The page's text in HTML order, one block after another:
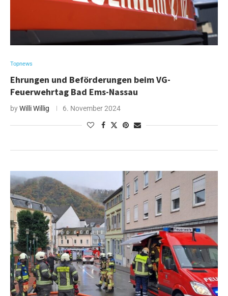
Topnews
Ehrungen und Beförderungen beim VG-
Feuerwehrtag Bad Ems-Nassau
byWilli Willig 6. November 2024